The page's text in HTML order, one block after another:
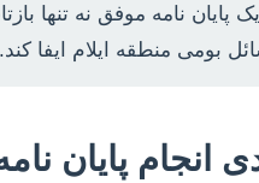
یک پایان نامه موفق نه تنها
بومی منطقه ایلام ایفا کند.
انجام پایان